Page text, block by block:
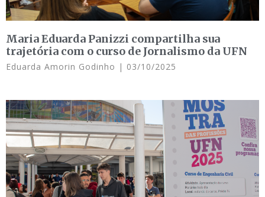
Maria Eduarda Panizzi compartilha sua
trajetória com o curso de Jornalismo da UFN
Eduarda Amorin Godinho 03/10/2025